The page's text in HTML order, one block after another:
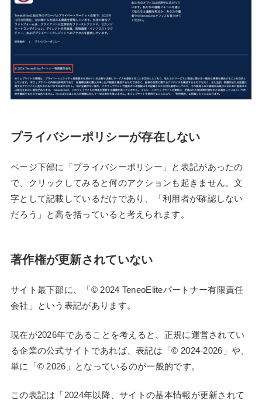
プライバシーポリシーが存在しない
ページ下部に「プライバシーポリシー」と表記があったの
で、クリックしてみると何のアクションも起きません。文
字として記載しているだけであり、「利用者が確認しない
だろう」と高を括っていると考えられます。
著作権が更新されていない
サイト最下部に、「© 2024 TeneoEliteパートナー有限責任
会社」という表記があります。
現在が2026年であることを考えると、正規に運営されてい
る企業の公式サイトであれば、表記は「© 2024-2026」や、
単に「© 2026」となっているのが一般的です。
この表記は「2024年以降、サイトの基本情報が更新されて